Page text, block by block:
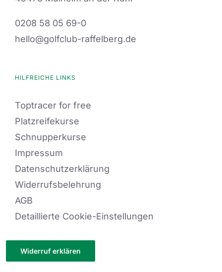
0208 58 05 69-0
hello@golfclub-raffelberg.de
HILFREICHE LINKS
Toptracer for free
Platzreifekurse
Schnupperkurse
Impressum
Datenschutzerklärung
Widerrufsbelehrung
AGB
Detaillierte Cookie-Einstellungen
Widerruf erklären